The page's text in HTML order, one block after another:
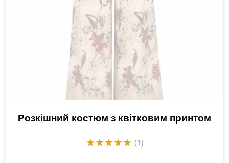
Розкішний костюм з квітковим принтом
★★★★★ (1)